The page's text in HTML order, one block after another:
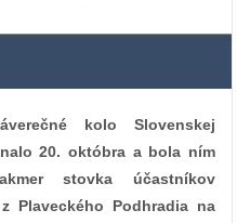
kolo Slovenskej
20. októbra a bola ním
stovka účastníkov
Plaveckého Podhradia na